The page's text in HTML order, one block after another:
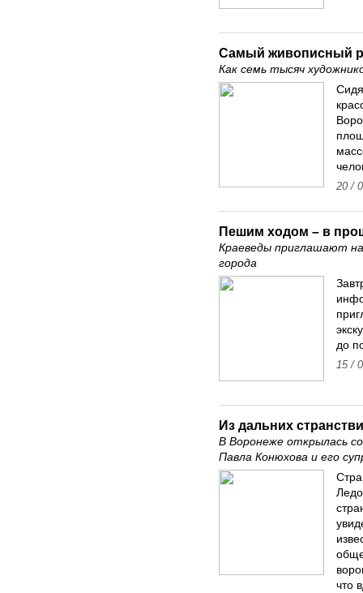
Самый живописный
Как семь тысяч
20 /
Пешим ходом – в
Краеведы приглашают
города
до
15 /
Из дальних
В Воронеже открылась
Павла Конюхова и его
что